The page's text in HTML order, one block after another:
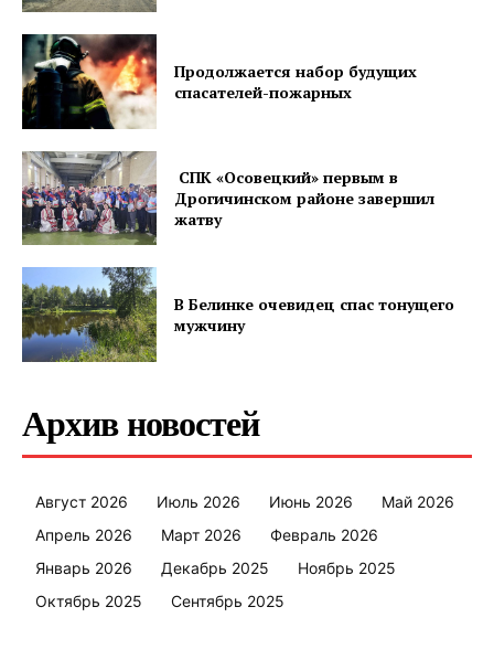
Продолжается набор будущих
спасателей-пожарных
СПК «Осовецкий» первым в
Дрогичинском районе завершил
жатву
В Белинке очевидец спас тонущего
мужчину
Архив новостей
Август 2026 Июль 2026 Июнь 2026
Май 2026
Апрель 2026
Март 2026
Февраль 2026
Январь 2026
Декабрь 2025
Ноябрь 2025
Октябрь 2025
Сентябрь 2025